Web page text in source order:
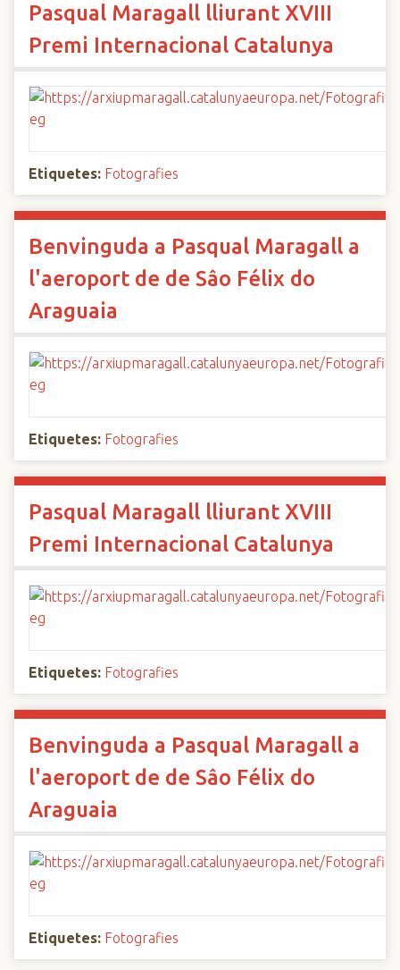
Pasqual Maragall lliurant XVIII
Premi Internacional Catalunya
Etiquetes: Fotografies
Benvinguda a Pasqual Maragall a
l'aeroport de de Sâo Félix do
Araguaia
Etiquetes: Fotografies
Pasqual Maragall lliurant XVIII
Premi Internacional Catalunya
Etiquetes: Fotografies
Benvinguda a Pasqual Maragall a
l'aeroport de de Sâo Félix do
Araguaia
Etiquetes: Fotografies